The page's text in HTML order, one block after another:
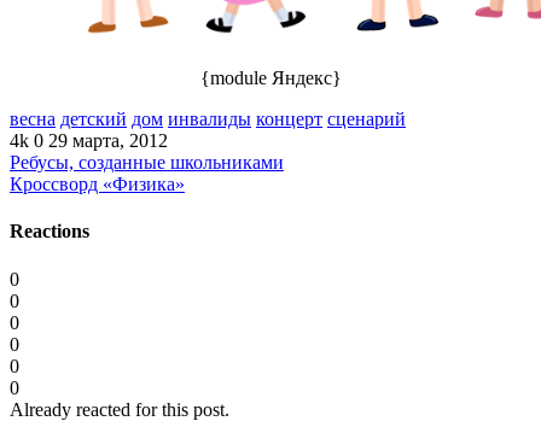
{module Яндекс}
весна детский дом инвалиды концерт сценарий
4k 0 29 марта, 2012
Ребусы, созданные школьниками
Кроссворд «Физика»
Reactions
0
0
0
0
0
0
Already reacted for this post.